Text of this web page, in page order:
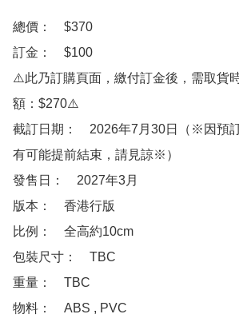
總價：　$370
訂金：　$100
⚠️此乃訂購頁面，繳付訂金後，需取貨
額：$270⚠️
截訂日期：　2026年7月30日（※因預
有可能提前結束，請見諒※）
發售日：　2027年3月
版本：　香港行版
比例：　全高約10cm
包裝尺寸：　TBC
重量：　TBC
物料：　ABS , PVC